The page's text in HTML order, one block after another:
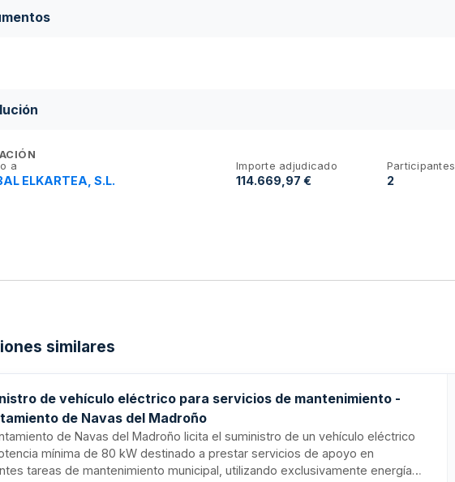
a
ELKARTEA, S.L.
Importe adjudicado
114.669,97 €
Participantes
2
similares
de vehículo eléctrico para servicios de mantenimiento -
de Navas del Madroño
de Navas del Madroño licita el suministro de un vehículo eléctrico
mínima de 80 kW destinado a prestar servicios de apoyo en
tareas de mantenimiento municipal, utilizando exclusivamente energía